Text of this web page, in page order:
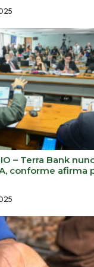
– Terra Bank
conforme afirma